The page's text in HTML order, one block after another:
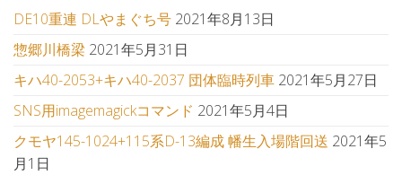
DE10重連 DLやまぐち号 2021年8月13日
惣郷川橋梁 2021年5月31日
キハ40-2053+キハ40-2037 団体臨時列車 2021年5月27日
SNS用imagemagickコマンド 2021年5月4日
クモヤ145-1024+115系D-13編成 幡生入場階回送 2021年5
月1日